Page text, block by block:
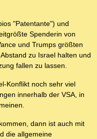
"Patentante") und
Spenderin von
und Trumps größten
zu Israel halten und
fallen zu lassen.
Konflikt noch sehr viel
innerhalb der VSA, in
dann ist auch mit
die allgemeine